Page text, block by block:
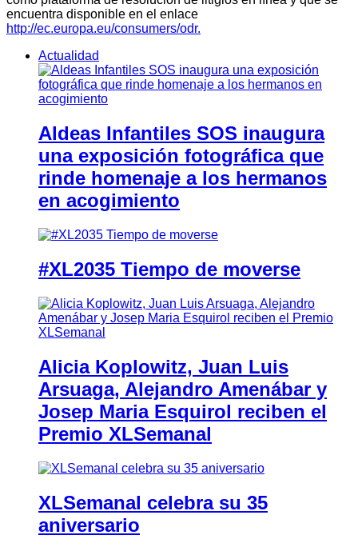
encuentra disponible en el enlace
http://ec.europa.eu/consumers/odr.
Actualidad
Aldeas Infantiles SOS inaugura
una exposición fotográfica que
rinde homenaje a los hermanos
en acogimiento
#XL2035 Tiempo de moverse
Alicia Koplowitz, Juan Luis
Arsuaga, Alejandro Amenábar y
Josep Maria Esquirol reciben el
Premio XLSemanal
XLSemanal celebra su 35
aniversario